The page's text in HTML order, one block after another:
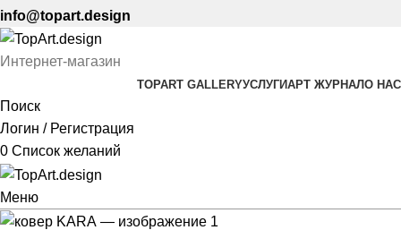
info@topart.design
Интернет-магазин
TOPART GALLERYУСЛУГИАРТ ЖУРНАЛО НАС
Поиск
Логин / Регистрация
0 Список желаний
Меню